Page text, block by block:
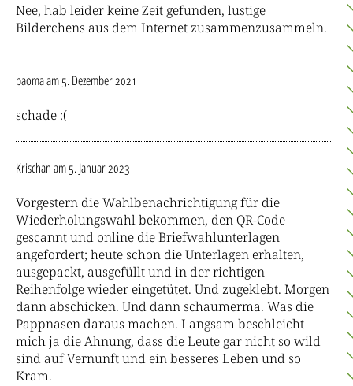
Nee, hab leider keine Zeit gefunden, lustige
Bilderchens aus dem Internet zusammenzusammeln.
baomaam 5. Dezember 2021
schade :(
Krischanam 5. Januar 2023
Vorgestern die Wahlbenachrichtigung für die
Wiederholungswahl bekommen, den QR-Code
gescannt und online die Briefwahlunterlagen
angefordert; heute schon die Unterlagen erhalten,
ausgepackt, ausgefüllt und in der richtigen
Reihenfolge wieder eingetütet. Und zugeklebt. Morgen
dann abschicken. Und dann schaumerma. Was die
Pappnasen daraus machen. Langsam beschleicht
mich ja die Ahnung, dass die Leute gar nicht so wild
sind auf Vernunft und ein besseres Leben und so
Kram.